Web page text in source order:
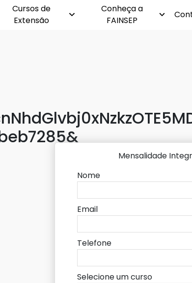
Cursos de
Extensão
Conheça a
FAINSEP
Mensalidade
Nome
Email
Telefone
Selecione um curso